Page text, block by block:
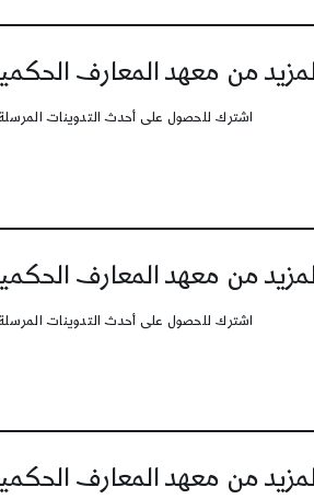
من معهد المعارف
اشترك للحصول على أحدث التدوينات
من معهد المعارف
اشترك للحصول على أحدث التدوينات
من معهد المعارف